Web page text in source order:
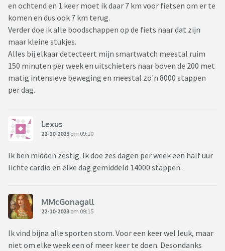
en ochtend en 1 keer moet ik daar 7 km voor fietsen om er te
komen en dus ook 7 km terug.
Verder doe ik alle boodschappen op de fiets naar dat zijn
maar kleine stukjes.
Alles bij elkaar detecteert mijn smartwatch meestal ruim
150 minuten per week en uitschieters naar boven de 200 met
matig intensieve beweging en meestal zo'n 8000 stappen
per dag.
Lexus
22-10-2023 om 09:10
Ik ben midden zestig. Ik doe zes dagen per week een half uur
lichte cardio en elke dag gemiddeld 14000 stappen.
MMcGonagall
22-10-2023 om 09:15
Ik vind bijna alle sporten stom. Voor een keer wel leuk, maar
niet om elke week een of meer keer te doen. Desondanks